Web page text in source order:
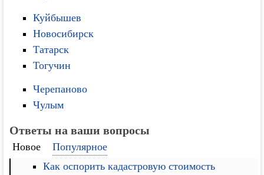
Куйбышев
Новосибирск
Татарск
Тогучин
Черепаново
Чулым
Ответы на ваши вопросы
Новое
Популярное
Как оспорить кадастровую стоимость